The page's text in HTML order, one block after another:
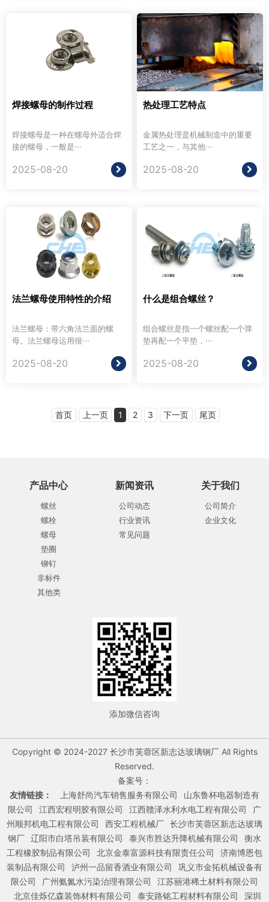
焊接螺母的制作过程
焊接螺母是一种在螺母外适合焊
接的螺母，一般是···
2025-08-20
热处理工艺特点
金属热处理是机械制造中的重要
工艺之一，与其他···
2025-08-20
法兰螺母使用特性的介绍
法兰螺母：带六角法兰面的螺
母。法兰螺母运用很···
2025-08-20
什么是组合螺丝？
组合螺丝是指一个螺丝配一个弹
垫再配一个平垫，···
2025-08-20
首页 上一页 1 2 3 下一页 尾页
产品中心
螺丝
螺栓
螺母
垫圈
铆钉
非标件
其他类
新闻资讯
公司动态
行业资讯
常见问题
关于我们
公司简介
企业文化
添加微信咨询
Copyright © 2024-2027 长沙市芙蓉区新志达玻璃钢厂 All Rights
Reserved.
备案号：
友情链接：
上海舒尚汽车销售服务有限公司
山东鲁杯电器制造有
限公司
江西宏程明胶有限公司 江西赣泽水利水电工程有限公司
广
州顺邦机电工程有限公司
西安工程机械厂 长沙市芙蓉区新志达玻璃
钢厂 辽阳市白塔吊装有限公司 泰兴市胜达升降机械有限公司
衡水
工程橡胶制品有限公司
北京金泰富源科技有限责任公司
济南博恩包
装制品有限公司
泸州一品留香酒业有限公司
巩义市金拓机械设备有
限公司
广州氨氮水污染治理有限公司
江苏丽港稀土材料有限公司
北京佳烁亿森装饰材料有限公司
泰安路铭工程材料有限公司 深圳